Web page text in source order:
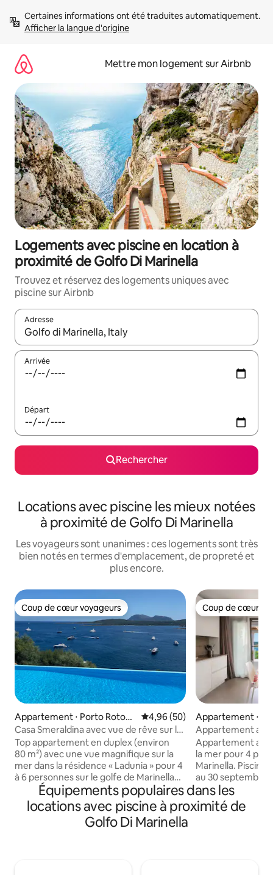
directement
Afficher la langue d'origine
Mettre mon logement sur Airbnb
Logements avec piscine en location à
proximité de Golfo Di Marinella
Trouvez et réservez des logements uniques avec
piscine sur Airbnb
Adresse
Lorsque les résultats s'affichent, utilisez les flèches vers le
Arrivée
Départ
Rechercher
Locations avec piscine les mieux notées
à proximité de Golfo Di Marinella
Les voyageurs sont unanimes : ces logements sont très
bien notés en termes d'emplacement, de propreté et
plus encore.
Coup de cœur voyageurs
Coup de cœur voyageurs
Appartement ⋅ Porto Rotond
o
Évaluation moyenne sur la
4,96 (50)
Casa Smeraldina avec vue de rêve sur la
mer et piscine
Top appartement en duplex (environ
80 m²) avec une vue magnifique sur la
mer dans la résidence « Ladunia » pour 4
à 6 personnes sur le golfe de Marinella
(3 km de Porto Rotondo, 15 min du ferry
à Golfo Aranci, 25 min de l'aéroport
d'Olbia). La piscine à débordement est
ouverte du 1.6 au 30.9. Le complexe,
Coup de cœur
Coup de cœur
Appartement ⋅
do
Appartement
mer près de
Appartement
la mer pour 4
Marinella. Piscine
au 30 septembre
dans la résidence
calme avec
réservation),
Équipements populaires dans les
locations avec piscine à proximité de
Golfo Di Marinella